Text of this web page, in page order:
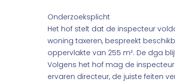
Onderzoeksplicht
Het hof stelt dat de inspecteur
woning taxeren, bespreekt
oppervlakte van 255 m². De dga
Volgens het hof mag de
ervaren directeur, de juiste feiten